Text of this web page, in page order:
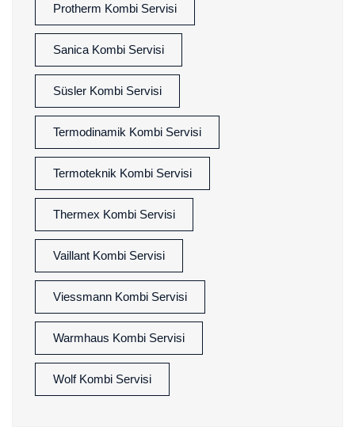
Protherm Kombi Servisi
Sanica Kombi Servisi
Süsler Kombi Servisi
Termodinamik Kombi Servisi
Termoteknik Kombi Servisi
Thermex Kombi Servisi
Vaillant Kombi Servisi
Viessmann Kombi Servisi
Warmhaus Kombi Servisi
Wolf Kombi Servisi